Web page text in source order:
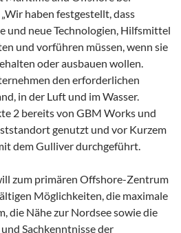
haben festgestellt, dass
und neue Technologien, Hilfsmittel
und vorführen müssen, wenn sie
oder ausbauen wollen.
den erforderlichen
in der Luft und im Wasser.
2 bereits von GBM Works und
genutzt und vor Kurzem
dem Gulliver durchgeführt.
zum primären Offshore-Zentrum
Möglichkeiten, die maximale
die Nähe zur Nordsee sowie die
Sachkenntnisse der